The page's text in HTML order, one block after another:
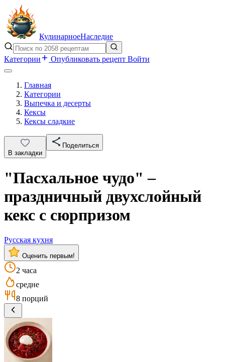
КулинарноеНаследие
Категории Опубликовать рецепт Войти
Главная
Категории
Выпечка и десерты
Кексы
Кексы сладкие
В закладки
Поделиться
"Пасхальное чудо" –
праздничный двухслойный
кекс с сюрпризом
Русская кухня
Оценить первым!
2 часа
средне
8 порций